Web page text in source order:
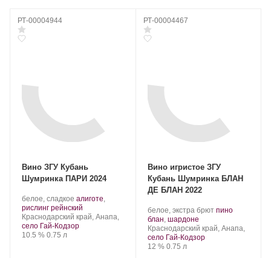
РТ-00004944
Вино ЗГУ Кубань
Шумринка ПАРИ 2024
Производитель:
Шумринка.
белое, сладкое .
Сорт
винограда:
алиготе,
рислинг рейнский
Регион:
Краснодарский край, Анапа,
село Гай-Кодзор
Крепость
10.5 %. Объем
0.75 л
РТ-00004467
Вино игристое ЗГУ
Кубань Шумринка БЛАН
ДЕ БЛАН 2022
Производитель:
Шумринка.
белое, экстра брют .
винограда:
пино
блан, шардоне.
Регион:
Краснодарский край, Анапа,
село Гай-Кодзор
Крепость
12 %. Объем
0.75 л